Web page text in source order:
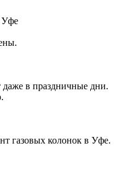
Уфе
в праздничные дни.
газовых колонок в Уфе.